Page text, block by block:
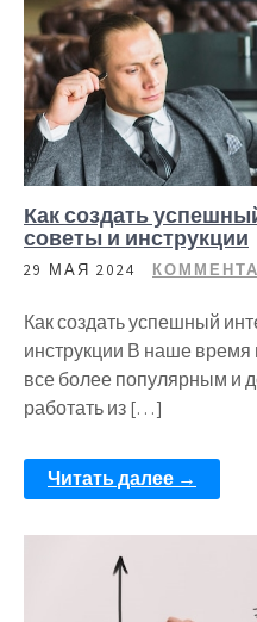
Как создать
советы и инструкции
29 МАЯ 2024
Как создать успешный
инструкции В наше время
все более популярным и
работать из […]
Читать далее →